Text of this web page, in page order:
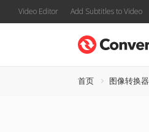
Video Editor Add Subtitles to Video
首页 图像转换器